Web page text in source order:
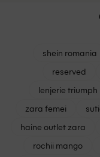
shein romania
reserved
lenjerie triumph
zara femei
haine outlet zara
rochii mango